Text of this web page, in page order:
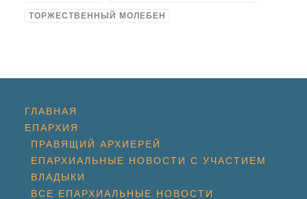
ТОРЖЕСТВЕННЫЙ МОЛЕБЕН
ГЛАВНАЯ
ЕПАРХИЯ
ПРАВЯЩИЙ АРХИЕРЕЙ
ЕПАРХИАЛЬНЫЕ НОВОСТИ С УЧАСТИЕМ
ВЛАДЫКИ
ВСЕ ЕПАРХИАЛЬНЫЕ НОВОСТИ